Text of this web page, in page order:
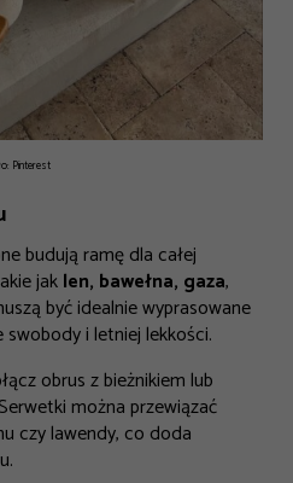
Pinterest
budują ramę dla całej
jaklen, bawełna, gaza,
być idealnie wyprasowane
i letniej lekkości.
obrus z bieżnikiem lub
można przewiązać
czy lawendy, co doda